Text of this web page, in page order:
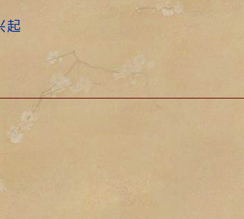
起